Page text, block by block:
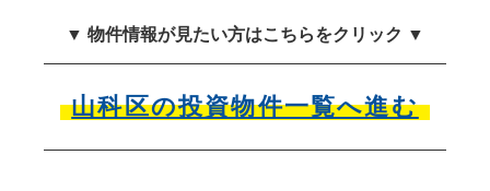
▼ 物件情報が見たい方はこちらをクリック ▼
山科区の投資物件一覧へ進む